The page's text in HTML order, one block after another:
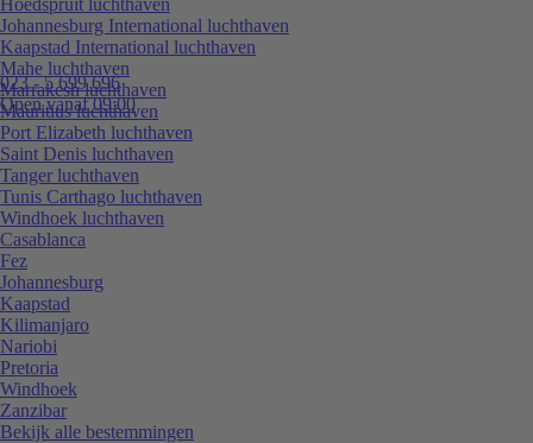
023 - 5 699 696
Open vanaf 09:00
Johannesburg International luchthaven
Kaapstad International luchthaven
Mahe luchthaven
Marrakesh luchthaven
Mauritius luchthaven
Port Elizabeth luchthaven
Saint Denis luchthaven
Tanger luchthaven
Tunis Carthago luchthaven
Windhoek luchthaven
Casablanca
Fez
Johannesburg
Kaapstad
Kilimanjaro
Nariobi
Pretoria
Windhoek
Zanzibar
Bekijk alle bestemmingen